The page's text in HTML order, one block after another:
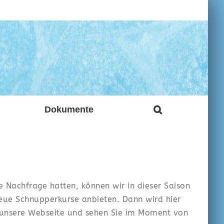
Dokumente
Nachfrage hatten, können wir in dieser Saison
Schnupperkurse anbieten. Dann wird hier
Webseite und sehen Sie im Moment von